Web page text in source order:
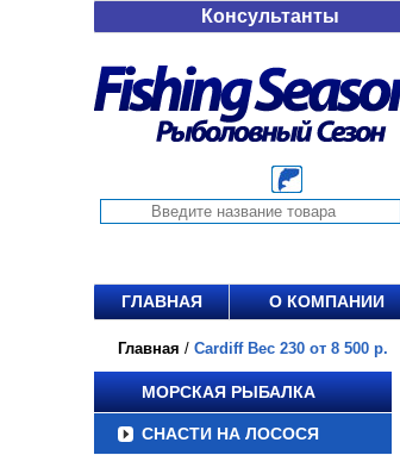
Консультанты
ГЛАВНАЯ О КОМПАНИИ
Главная / Cardiff Вес 230 от 8 500 р.
МОРСКАЯ РЫБАЛКА
СНАСТИ НА ЛОСОСЯ